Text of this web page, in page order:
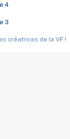
4
3
créatrices de la VF !